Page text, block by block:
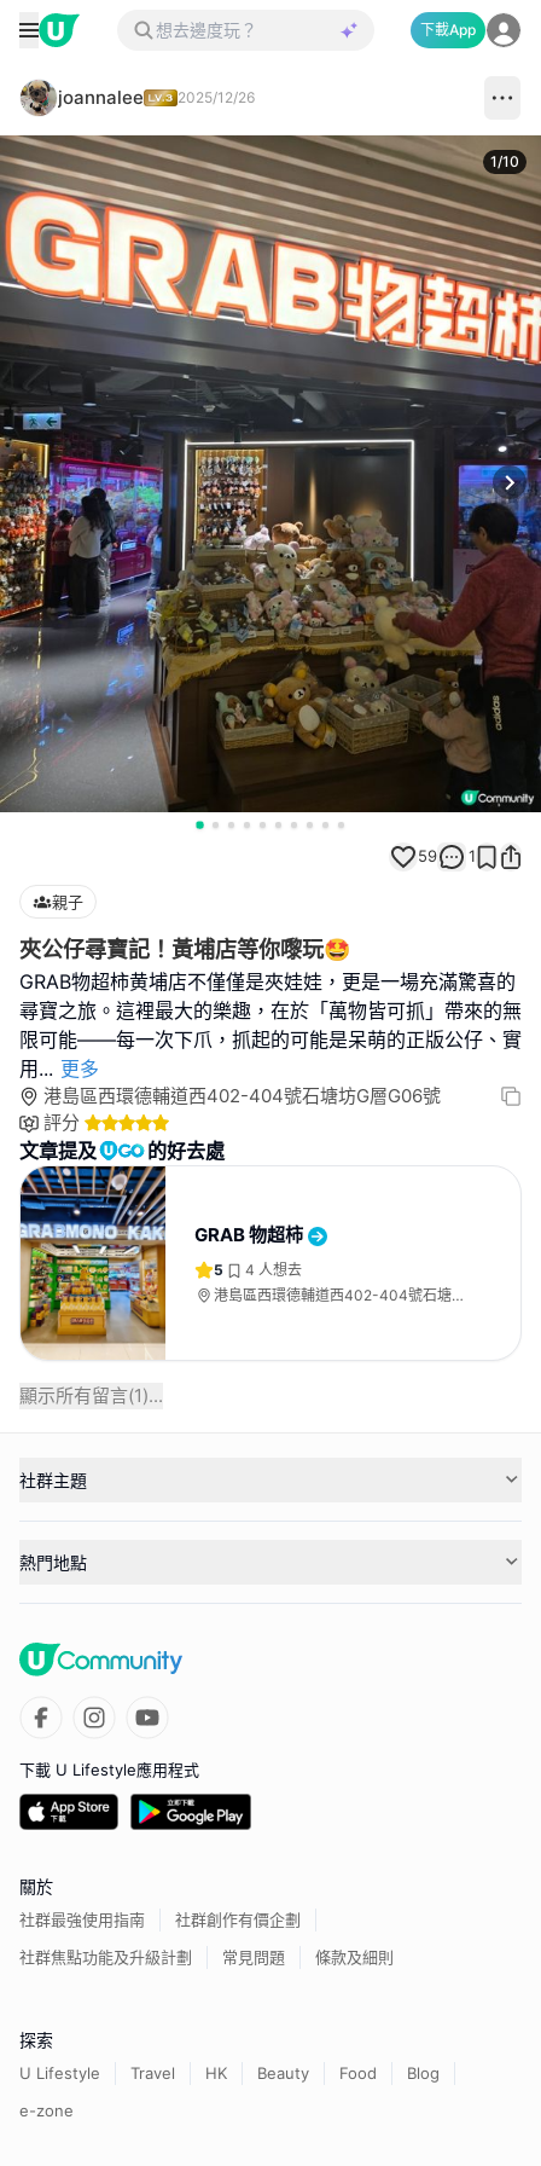
下載App
joannalee 2025/12/26
1/10
59 1
親子
夾公仔尋寶記！黃埔店等你嚟玩🤩
GRAB物超柿黄埔店不僅僅是夾娃娃，更是一場充滿驚喜的
尋寶之旅。這裡最大的樂趣，在於「萬物皆可抓」帶來的無
限可能——每一次下爪，抓起的可能是呆萌的正版公仔、實
用 ... 更多
港島區西環德輔道西402-404號石塘坊G層G06號
評分
文章提及 的好去處
GRAB 物超柿
5 4 人想去
港島區西環德輔道西402-404號石塘坊
顯示所有留言(1)...
社群主題
熱門地點
下載 U Lifestyle應用程式
關於
社群最強使用指南
社群創作有價企劃
社群焦點功能及升級計劃
常見問題 條款及細則
探索
U Lifestyle Travel HK Beauty Food
Blog
e-zone